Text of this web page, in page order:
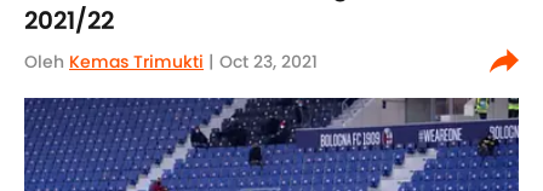
2021/22
Oleh Kemas Trimukti | Oct 23, 2021